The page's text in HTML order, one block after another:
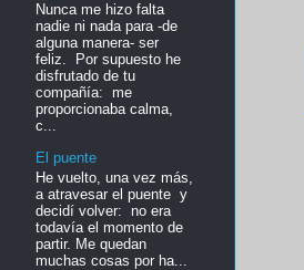
Nunca me hizo falta
nadie ni nada para -de
alguna manera- ser
feliz. Por supuesto he
disfrutado de tu
compañía: me
proporcionaba calma,
c...
El puente
He vuelto, una vez más,
a atravesar el puente y
decidí volver: no era
todavía el momento de
partir. Me quedan
muchas cosas por ha...